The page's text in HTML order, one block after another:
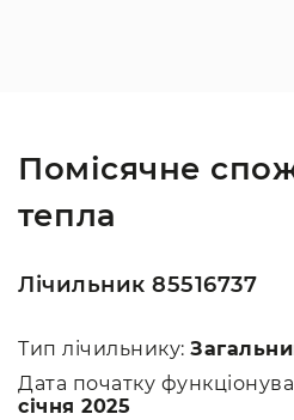
Помісячне
тепла
Лічильник 85516737
Тип лічильнику:
Дата початку
січня 2025